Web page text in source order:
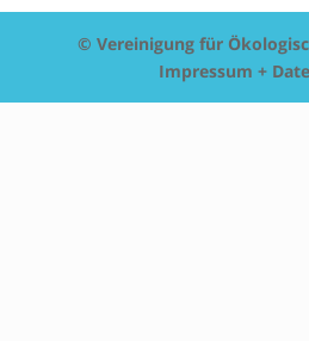
© Vereinigung für
Impressum +